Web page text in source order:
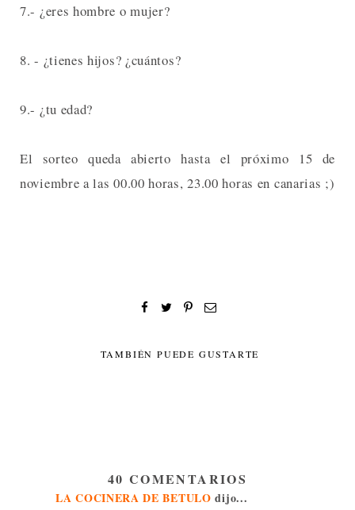
7.- ¿eres hombre o mujer?
8. - ¿tienes hijos? ¿cuántos?
9.- ¿tu edad?
El sorteo queda abierto hasta el próximo 15 de
noviembre a las 00.00 horas, 23.00 horas en canarias ;)
TAMBIÉN PUEDE GUSTARTE
40 COMENTARIOS
LA COCINERA DE BETULO dijo...